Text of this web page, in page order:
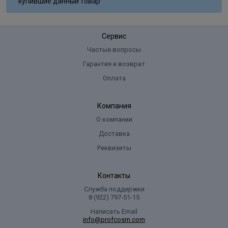
Сервис
Частые вопросы
Гарантия и возврат
Оплата
Компания
О компании
Доставка
Реквизиты
Контакты
Служба поддержки
8 (922) 797‑51-15
Написать Email
info@profcosm.com